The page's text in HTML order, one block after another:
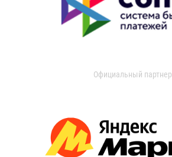
Официальный партнер